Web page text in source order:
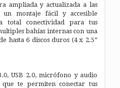
ampliada y actualizada a las
un montaje fácil y accesible
total conectividad para tus
bahías internas con una
hasta 6 discos duros (4 x 2.5”
USB 2.0, micrófono y audio
te permiten conectar tus